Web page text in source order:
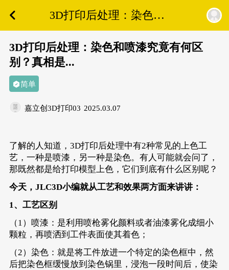
3D打印后处理：染色和
喷漆究竟有何区别？真
相是...
3D打印后处理：染色和喷漆究竟有何区
别？真相是...
简单
嘉立创3D打印03 2025.03.07
了解的人知道，3D打印后处理中有2种常见的上色工
艺，一种是喷漆，另一种是染色。有人可能就会问了，
那既然都是给打印模型上色，它们到底有什么区别呢？
今天，JLC3D小编就从工艺和效果两方面来讲讲：
1、工艺区别
（1）喷漆：是利用喷枪雾化颜料或者油漆雾化成细小
颗粒，再喷洒到工件表面使其着色；
（2）染色：就是将工件放进一个特定的染色框中，然
后把染色框缓慢放到染色锅里，浸泡一段时间后，使染